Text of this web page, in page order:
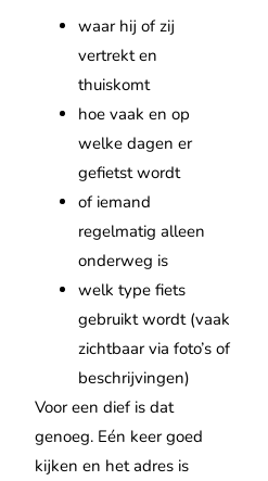
waar hij of zij
vertrekt en
thuiskomt
hoe vaak en op
welke dagen er
gefietst wordt
of iemand
regelmatig alleen
onderweg is
welk type fiets
gebruikt wordt (vaak
zichtbaar via foto’s of
beschrijvingen)
Voor een dief is dat
genoeg. Eén keer goed
kijken en het adres is